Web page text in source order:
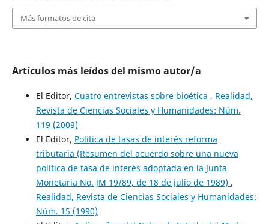
Más formatos de cita
Artículos más leídos del mismo autor/a
El Editor, Cuatro entrevistas sobre bioética , Realidad,
Revista de Ciencias Sociales y Humanidades: Núm.
119 (2009)
El Editor, Política de tasas de interés reforma
tributaria (Resumen del acuerdo sobre una nueva
política de tasa de interés adoptada en la Junta
Monetaria No. JM 19/89, de 18 de julio de 1989) ,
Realidad, Revista de Ciencias Sociales y Humanidades:
Núm. 15 (1990)